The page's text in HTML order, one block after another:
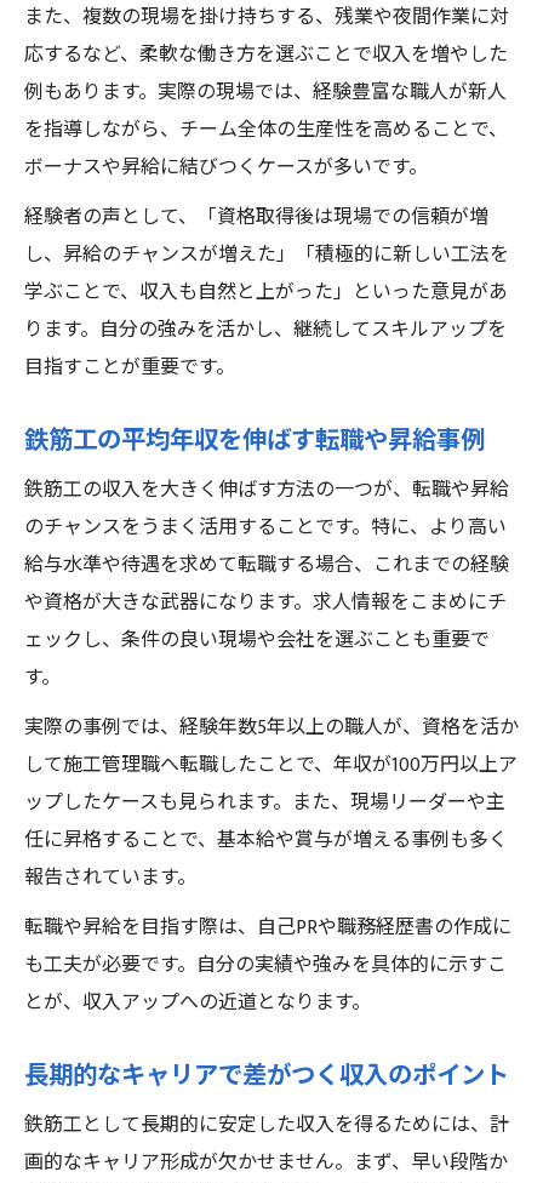
また、複数の現場を掛け持ちする、残業や夜間作業に対
応するなど、柔軟な働き方を選ぶことで収入を増やした
例もあります。実際の現場では、経験豊富な職人が新人
を指導しながら、チーム全体の生産性を高めることで、
ボーナスや昇給に結びつくケースが多いです。
経験者の声として、「資格取得後は現場での信頼が増
し、昇給のチャンスが増えた」「積極的に新しい工法を
学ぶことで、収入も自然と上がった」といった意見があ
ります。自分の強みを活かし、継続してスキルアップを
目指すことが重要です。
鉄筋工の平均年収を伸ばす転職や昇給事例
鉄筋工の収入を大きく伸ばす方法の一つが、転職や昇給
のチャンスをうまく活用することです。特に、より高い
給与水準や待遇を求めて転職する場合、これまでの経験
や資格が大きな武器になります。求人情報をこまめにチ
ェックし、条件の良い現場や会社を選ぶことも重要で
す。
実際の事例では、経験年数5年以上の職人が、資格を活か
して施工管理職へ転職したことで、年収が100万円以上ア
ップしたケースも見られます。また、現場リーダーや主
任に昇格することで、基本給や賞与が増える事例も多く
報告されています。
転職や昇給を目指す際は、自己PRや職務経歴書の作成に
も工夫が必要です。自分の実績や強みを具体的に示すこ
とが、収入アップへの近道となります。
長期的なキャリアで差がつく収入のポイント
鉄筋工として長期的に安定した収入を得るためには、計
画的なキャリア形成が欠かせません。まず、早い段階か